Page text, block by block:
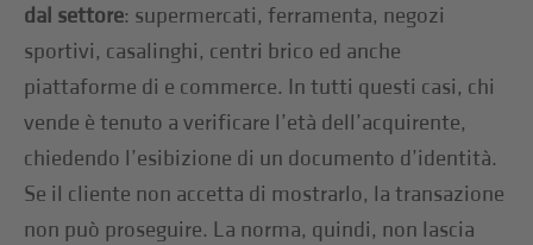
dal settore: supermercati, ferramenta, negozi
sportivi, casalinghi, centri brico ed anche
piattaforme di e commerce. In tutti questi casi, chi
vende è tenuto a verificare l’età dell’acquirente,
chiedendo l’esibizione di un documento d’identità.
Se il cliente non accetta di mostrarlo, la transazione
non può proseguire. La norma, quindi, non lascia